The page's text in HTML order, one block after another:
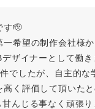
す🫡
一希望の制作会社様
ザイナーとして働
でしたが、自主的な
高く評価して頂いた
甘んじる事なく頑張り